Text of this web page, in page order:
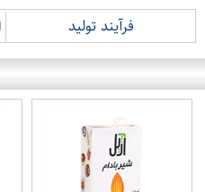
فرآیند تولید